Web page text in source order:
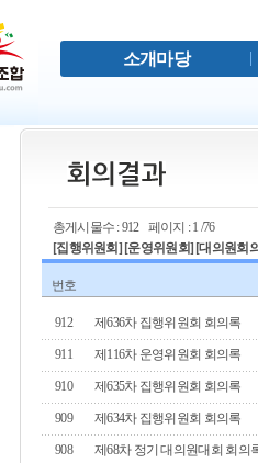
소개마당
총게시물수 : 912 페이지 : 1 /76
[집행위원회 ] [운영위원회] [대의원회
번호
912 제636차 집행위원회 회의록
911 제116차 운영위원회 회의록
910 제635차 집행위원회 회의록
909 제634차 집행위원회 회의록
908 제68차 정기 대의원대회 회의